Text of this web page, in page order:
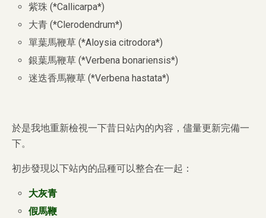
紫珠 (*Callicarpa*)
大青 (*Clerodendrum*)
單葉馬鞭草 (*Aloysia citrodora*)
銀葉馬鞭草 (*Verbena bonariensis*)
迷迭香馬鞭草 (*Verbena hastata*)
於是我地重新檢視一下昔日站內的內容，儘量更新完備一
下。
初步發現以下站內的品種可以整合在一起：
大灰青
假馬鞭